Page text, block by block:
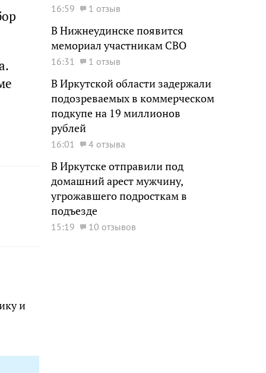
и
16:59 1 отзыв
В Нижнеудинске появится
мемориал участникам СВО
16:31 1 отзыв
В Иркутской области задержали
подозреваемых в коммерческом
подкупе на 19 миллионов
рублей
16:01 4 отзыва
В Иркутске отправили под
домашний арест мужчину,
угрожавшего подросткам в
подъезде
15:19 10 отзывов